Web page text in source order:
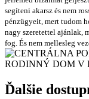
segíteni akarsz és nem
pénzügyeit, mert tudom
nagy szeretettel ajánlak,
fog. És nem mellesleg
Ďalšie